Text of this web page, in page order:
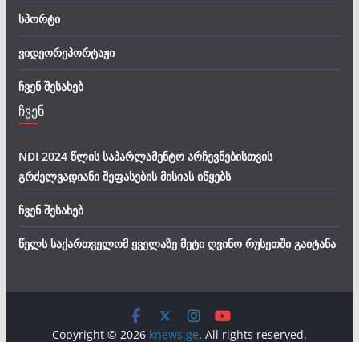
სპორტი
ვიდეორეპორტაჟი
ჩვენ შესახებ
ჩვენ
NDI 2024 წლის საპარლამენტო არჩევნებისთვის
გრძელვადიანი შეფასების მისიას იწყებს
ჩვენ შესახებ
წელს საქართველომ ყველაზე მეტი ღვინო რუსეთში გაიტანა
Copyright © 2026 knews.ge. All rights reserved.